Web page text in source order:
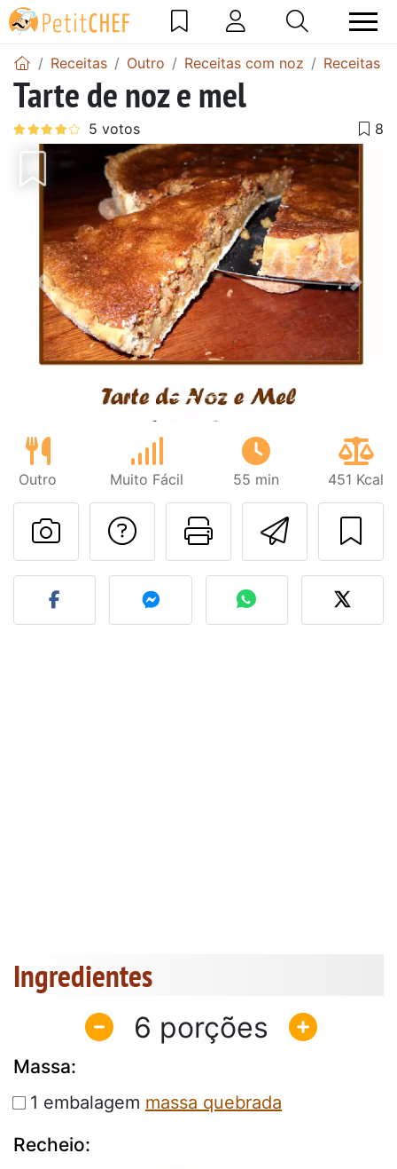
Receitas Outro Receitas com noz Receitas
Tarte de noz e mel
Anterior Next
Outro Muito Fácil 55 min 451 Kcal
Imprima
Falar com o autor
Fez esta receita?
Ingredientes
6
Massa:
1 embalagem massa quebrada
Recheio: